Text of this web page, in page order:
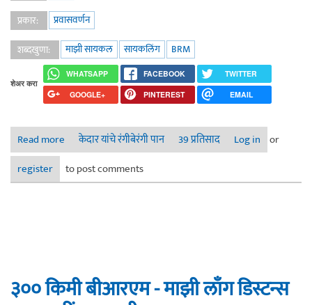
प्रकार:
प्रवासवर्णन
शब्दखुणा:
माझी सायकल सायकलिंग BRM
शेअर करा
WHATSAPP FACEBOOK
TWITTER
GOOGLE+
PINTEREST EMAIL
Read more
about ६०० किमी बीआरएम - माझी लाँग डिस्टन्स सायकलींग कहाणी
३
केदार यांचे रंगीबेरंगी पान 39 प्रतिसाद Log in or
register
to post comments
३०० किमी बीआरएम - माझी लाँग डिस्टन्स